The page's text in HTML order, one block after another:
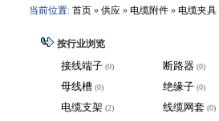
当前位置: 首页 » 供应 » 电缆附件 » 电缆夹具
按行业浏览
接线端子 (0) 断路器 (0)
母线槽 (0) 绝缘子 (0)
电缆支架 (2) 线缆网套 (0)